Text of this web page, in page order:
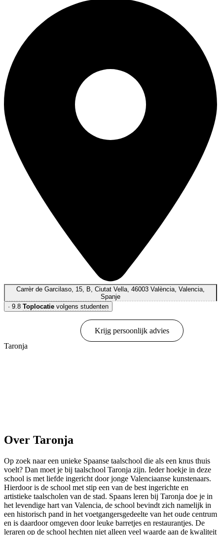
Carrèr de Garcilaso, 15, B, Ciutat Vella, 46003 València, Valencia,
Spanje
· 9.8 Toplocatie volgens studenten
Krijg persoonlijk advies
Taronja
Over Taronja
Op zoek naar een unieke Spaanse taalschool die als een knus thuis
voelt? Dan moet je bij taalschool Taronja zijn. Ieder hoekje in deze
school is met liefde ingericht door jonge Valenciaanse kunstenaars.
Hierdoor is de school met stip een van de best ingerichte en
artistieke taalscholen van de stad. Spaans leren bij Taronja doe je in
het levendige hart van Valencia, de school bevindt zich namelijk in
een historisch pand in het voetgangersgedeelte van het oude centrum
en is daardoor omgeven door leuke barretjes en restaurantjes. De
leraren op de school hechten niet alleen veel waarde aan de kwaliteit